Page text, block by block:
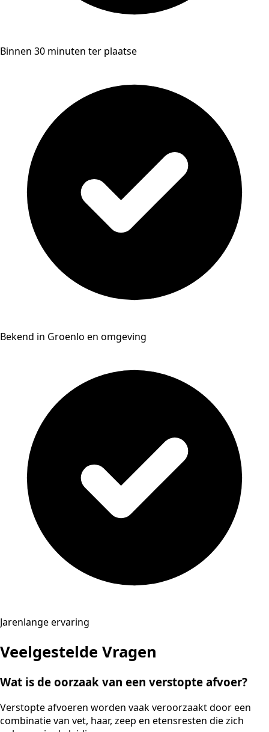
Binnen 30 minuten ter plaatse
Bekend in Groenlo en omgeving
Jarenlange ervaring
Veelgestelde Vragen
Wat is de oorzaak van een verstopte afvoer?
Verstopte afvoeren worden vaak veroorzaakt door een
combinatie van vet, haar, zeep en etensresten die zich